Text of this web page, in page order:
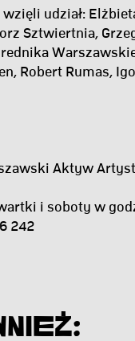
udział:
Sztwiertnia,
Robert Rumas,
Aktyw
i soboty w
242